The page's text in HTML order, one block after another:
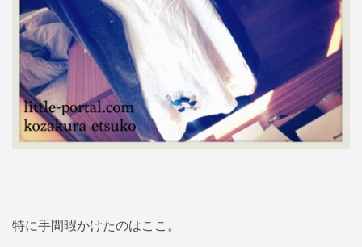
特に手間暇かけたのはここ。